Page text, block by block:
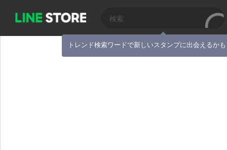
トレンド検索ワードで新しいスタンプに出会えるか